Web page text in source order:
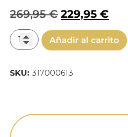
269,95€ 229,95 €
Añadir al carrito
SKU: 317000613